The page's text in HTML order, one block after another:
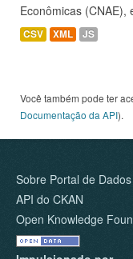
Econômicas
CSV XML JS
Você também pode ter
Documentação da API).
Sobre Portal de
API do CKAN
Open Knowledge